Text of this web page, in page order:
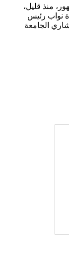
منذ قليل،
نواب رئيس
الجامعة